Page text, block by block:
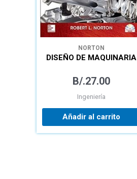
NORTON
DISEÑO DE MAQUINARIA
B/.27.00
Ingeniería
Añadir al carrito